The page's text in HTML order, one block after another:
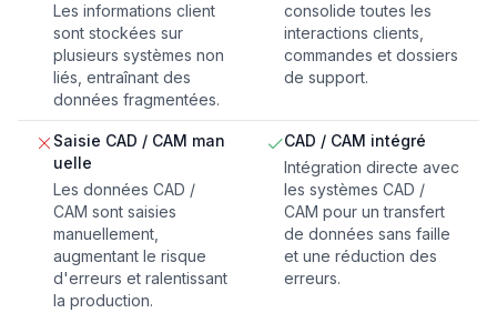
Les informations client
sont stockées sur
plusieurs systèmes non
liés, entraînant des
données fragmentées.
consolide toutes les
interactions clients,
commandes et dossiers
de support.
Saisie CAD / CAM man
uelle
Les données CAD /
CAM sont saisies
manuellement,
augmentant le risque
d'erreurs et ralentissant
la production.
CAD / CAM intégré
Intégration directe avec
les systèmes CAD /
CAM pour un transfert
de données sans faille
et une réduction des
erreurs.